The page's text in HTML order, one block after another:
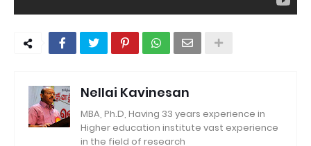
Nellai Kavinesan
MBA, Ph.D, Having 33 years experience in
Higher education institute vast experience
in the field of research